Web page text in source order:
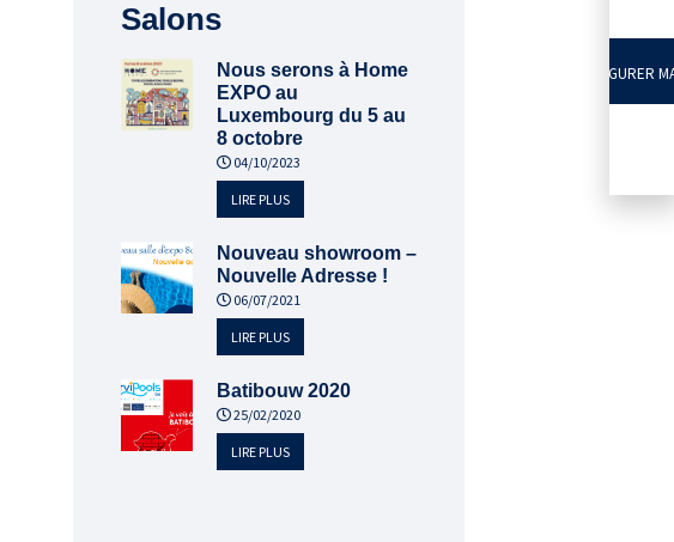
Salons
Nous serons à Home
EXPO au
Luxembourg du 5 au
8 octobre
04/10/2023
LIRE PLUS
Nouveau showroom –
Nouvelle Adresse !
06/07/2021
LIRE PLUS
Batibouw 2020
25/02/2020
LIRE PLUS
CONFIGURER